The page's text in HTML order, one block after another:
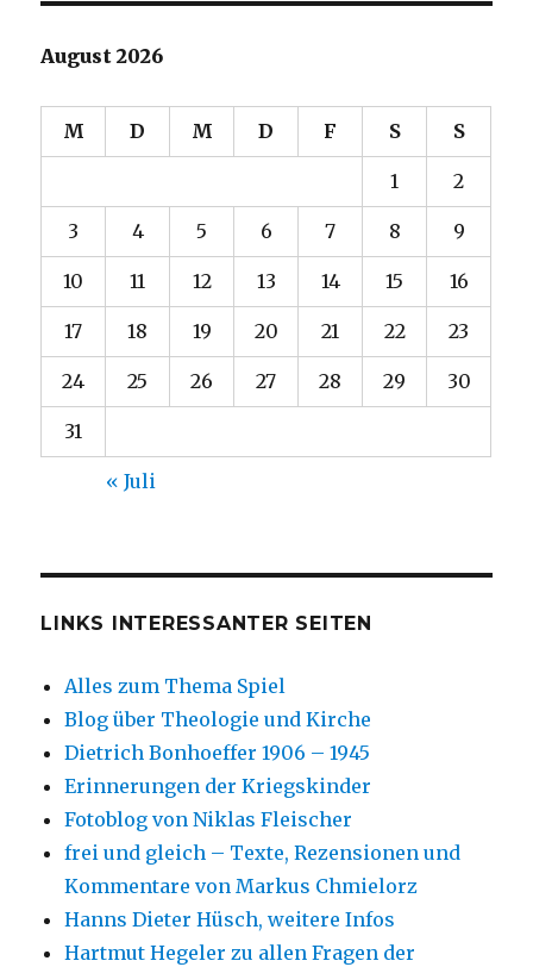
August 2026
M D M D F S S
1 2
3 4 5 6 7 8 9
10 11 12 13 14 15 16
17 18 19 20 21 22 23
24 25 26 27 28 29 30
31
« Juli
LINKS INTERESSANTER SEITEN
Alles zum Thema Spiel
Blog über Theologie und Kirche
Dietrich Bonhoeffer 1906 – 1945
Erinnerungen der Kriegskinder
Fotoblog von Niklas Fleischer
frei und gleich – Texte, Rezensionen und
Kommentare von Markus Chmielorz
Hanns Dieter Hüsch, weitere Infos
Hartmut Hegeler zu allen Fragen der